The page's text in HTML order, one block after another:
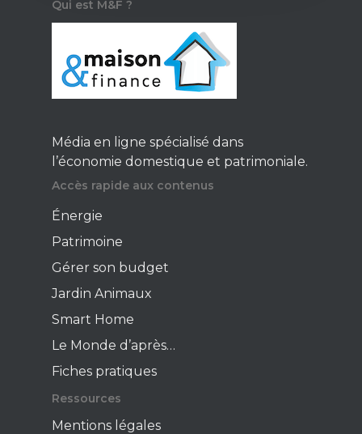
Qui est M&F ?
Média en ligne spécialisé dans
l’économie domestique et patrimoniale.
Accès rapide aux contenus
Énergie
Patrimoine
Gérer son budget
Jardin Animaux
Smart Home
Le Monde d’après…
Fiches pratiques
Ressources
Mentions légales
Gérer son
Jardin Animaux
Fiches pratiques
Le Monde